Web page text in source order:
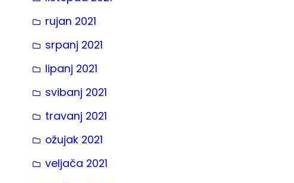
rujan 2021
srpanj 2021
lipanj 2021
svibanj 2021
travanj 2021
ožujak 2021
veljača 2021